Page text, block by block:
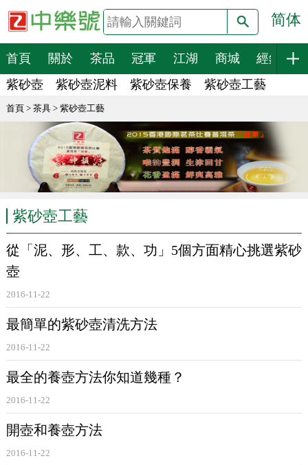
简体
首頁 關於 茶品 冠軍 江湖 商城 經銷
紫砂壺
紫砂壺泥料 紫砂壺保養 紫砂壺工藝
首頁> 茶具> 紫砂壺工藝
紫砂壺工藝
從「泥、形、工、款、功」5個方面精心挑選紫砂
壺
2016-11-22
最簡單的紫砂壺清洗方法
2016-11-22
最全的養壺方法你知道幾種？
2016-11-22
開壺和養壺方法
2016-11-22